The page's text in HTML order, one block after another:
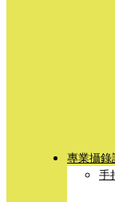
專業攝錄
手